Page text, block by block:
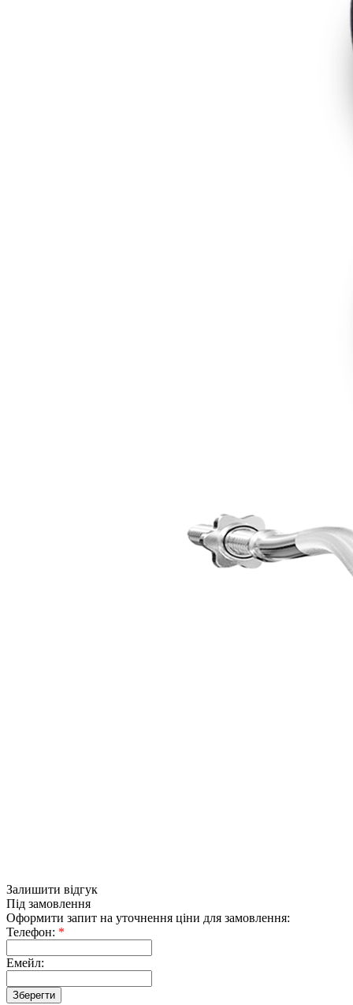
Залишити відгук
Під замовлення
Оформити запит на уточнення ціни для замовлення:
Телефон: *
Емейл: